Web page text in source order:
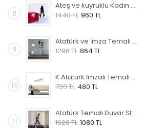
8
Ateş ve kuyruklu Kadın Temalı Duvar Sticker
1440 TL 960 TL
9
Atatürk ve İmza Temalı Duvar Sticker
1296 TL 864 TL
10
K.Atatürk İmzalı Temalı Duvar Sticker
720 TL 480 TL
11
Atatürk Temalı Duvar Sticker
1620 TL 1080 TL